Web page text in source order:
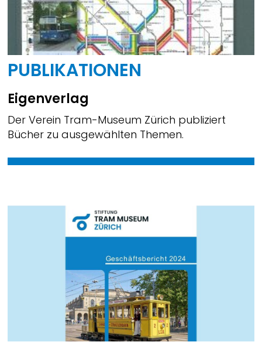
PUBLIKATIONEN
Eigenverlag
Der Verein Tram-Museum Zürich publiziert
Bücher zu ausgewählten Themen.